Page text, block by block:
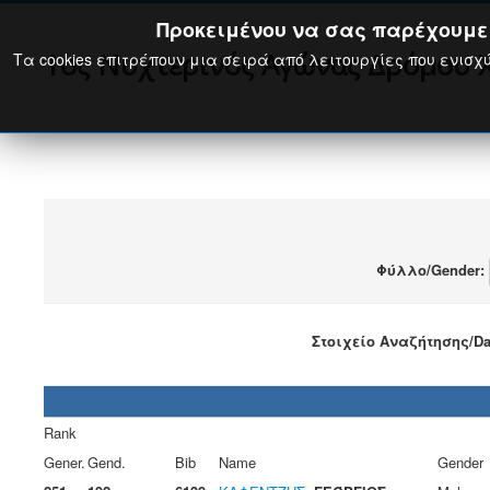
1ος Νυχτερινός Αγώνας Δρόμου
Φύλλο/Gender:
Στοιχείο Αναζήτησης/
Rank
Gener.Gend. Bib Name
Gender
Προκειμένου να σας παρέχουμε
Τα cookies επιτρέπουν μια σειρά από λειτουργίες που